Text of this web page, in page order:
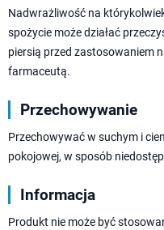
Nadwrażliwość na
spożycie może działać
piersią przed zastosowaniem
farmaceutą.
Przechowywanie
Przechowywać w suchym i
pokojowej, w sposób
Informacja
Produkt nie może być